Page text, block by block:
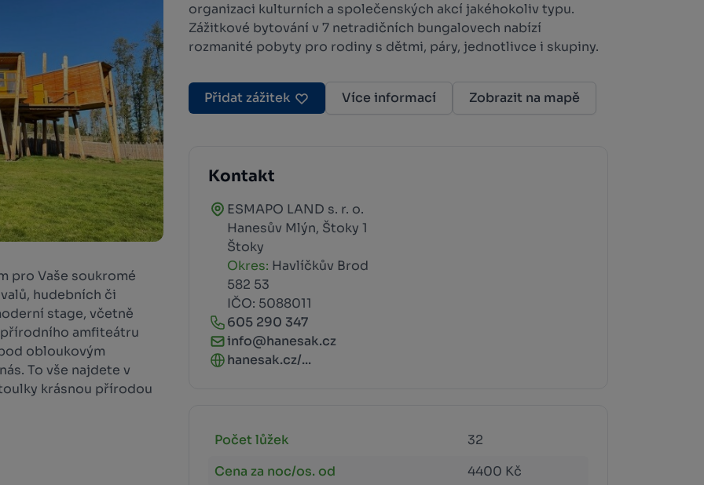
organizaci kulturních a společenských akcí jakéhokoliv typu.
Zážitkové bytování v 7 netradičních bungalovech nabízí
rozmanité pobyty pro rodiny s dětmi, páry, jednotlivce i skupiny.
Přidat zážitek Více informací Zobrazit na mapě
Kontakt
ESMAPO LAND s. r. o.
Hanesův Mlýn, Štoky 1
Štoky
Okres: Havlíčkův Brod
582 53
IČO: 5088011
605 290 347
info@hanesak.cz
hanesak.cz/...
Počet lůžek
32
Cena za noc/os. od
4400 Kč
pro Vaše soukromé
hudebních či
stage, včetně
amfiteátru
obloukovým
To vše najdete v
krásnou přírodou